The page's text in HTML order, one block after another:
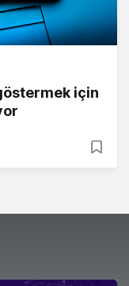
için